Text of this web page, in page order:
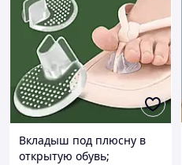
Вкладыш под плюсну в
открытую обувь;